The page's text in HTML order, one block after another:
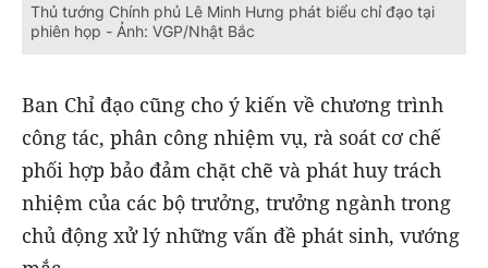
Thủ tướng Chính phủ Lê Minh Hưng phát biểu chỉ đạo tại
phiên họp - Ảnh: VGP/Nhật Bắc
Ban Chỉ đạo cũng cho ý kiến về chương trình
công tác, phân công nhiệm vụ, rà soát cơ chế
phối hợp bảo đảm chặt chẽ và phát huy trách
nhiệm của các bộ trưởng, trưởng ngành trong
chủ động xử lý những vấn đề phát sinh, vướng